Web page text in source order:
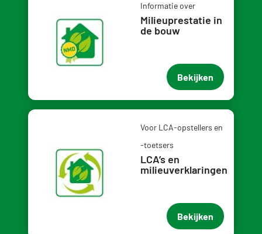
Informatie over
Milieuprestatie in
de bouw
Bekijken
Voor LCA-opstellers en
-toetsers
LCA’s en
milieuverklaringen
Bekijken